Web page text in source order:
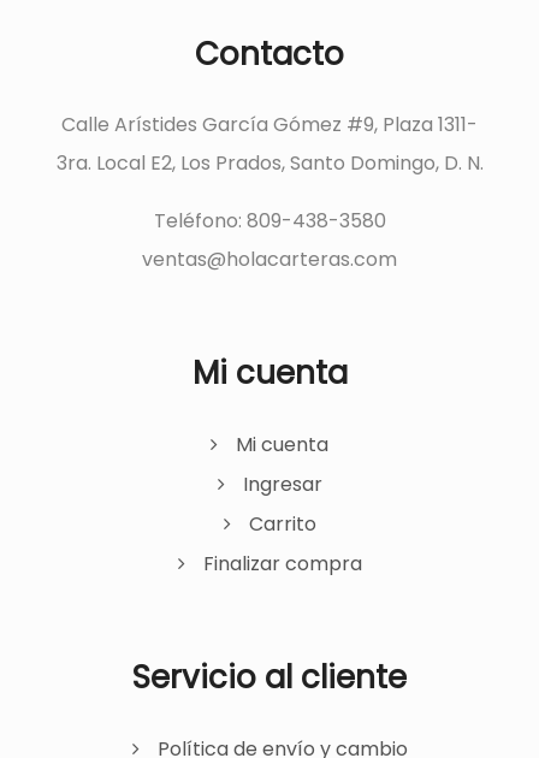
Contacto
Calle Arístides García Gómez #9, Plaza 1311-
3ra. Local E2, Los Prados, Santo Domingo, D. N.
Teléfono: 809-438-3580
ventas@holacarteras.com
Mi cuenta
Mi cuenta
Ingresar
Carrito
Finalizar compra
Servicio al cliente
Política de envío y cambio